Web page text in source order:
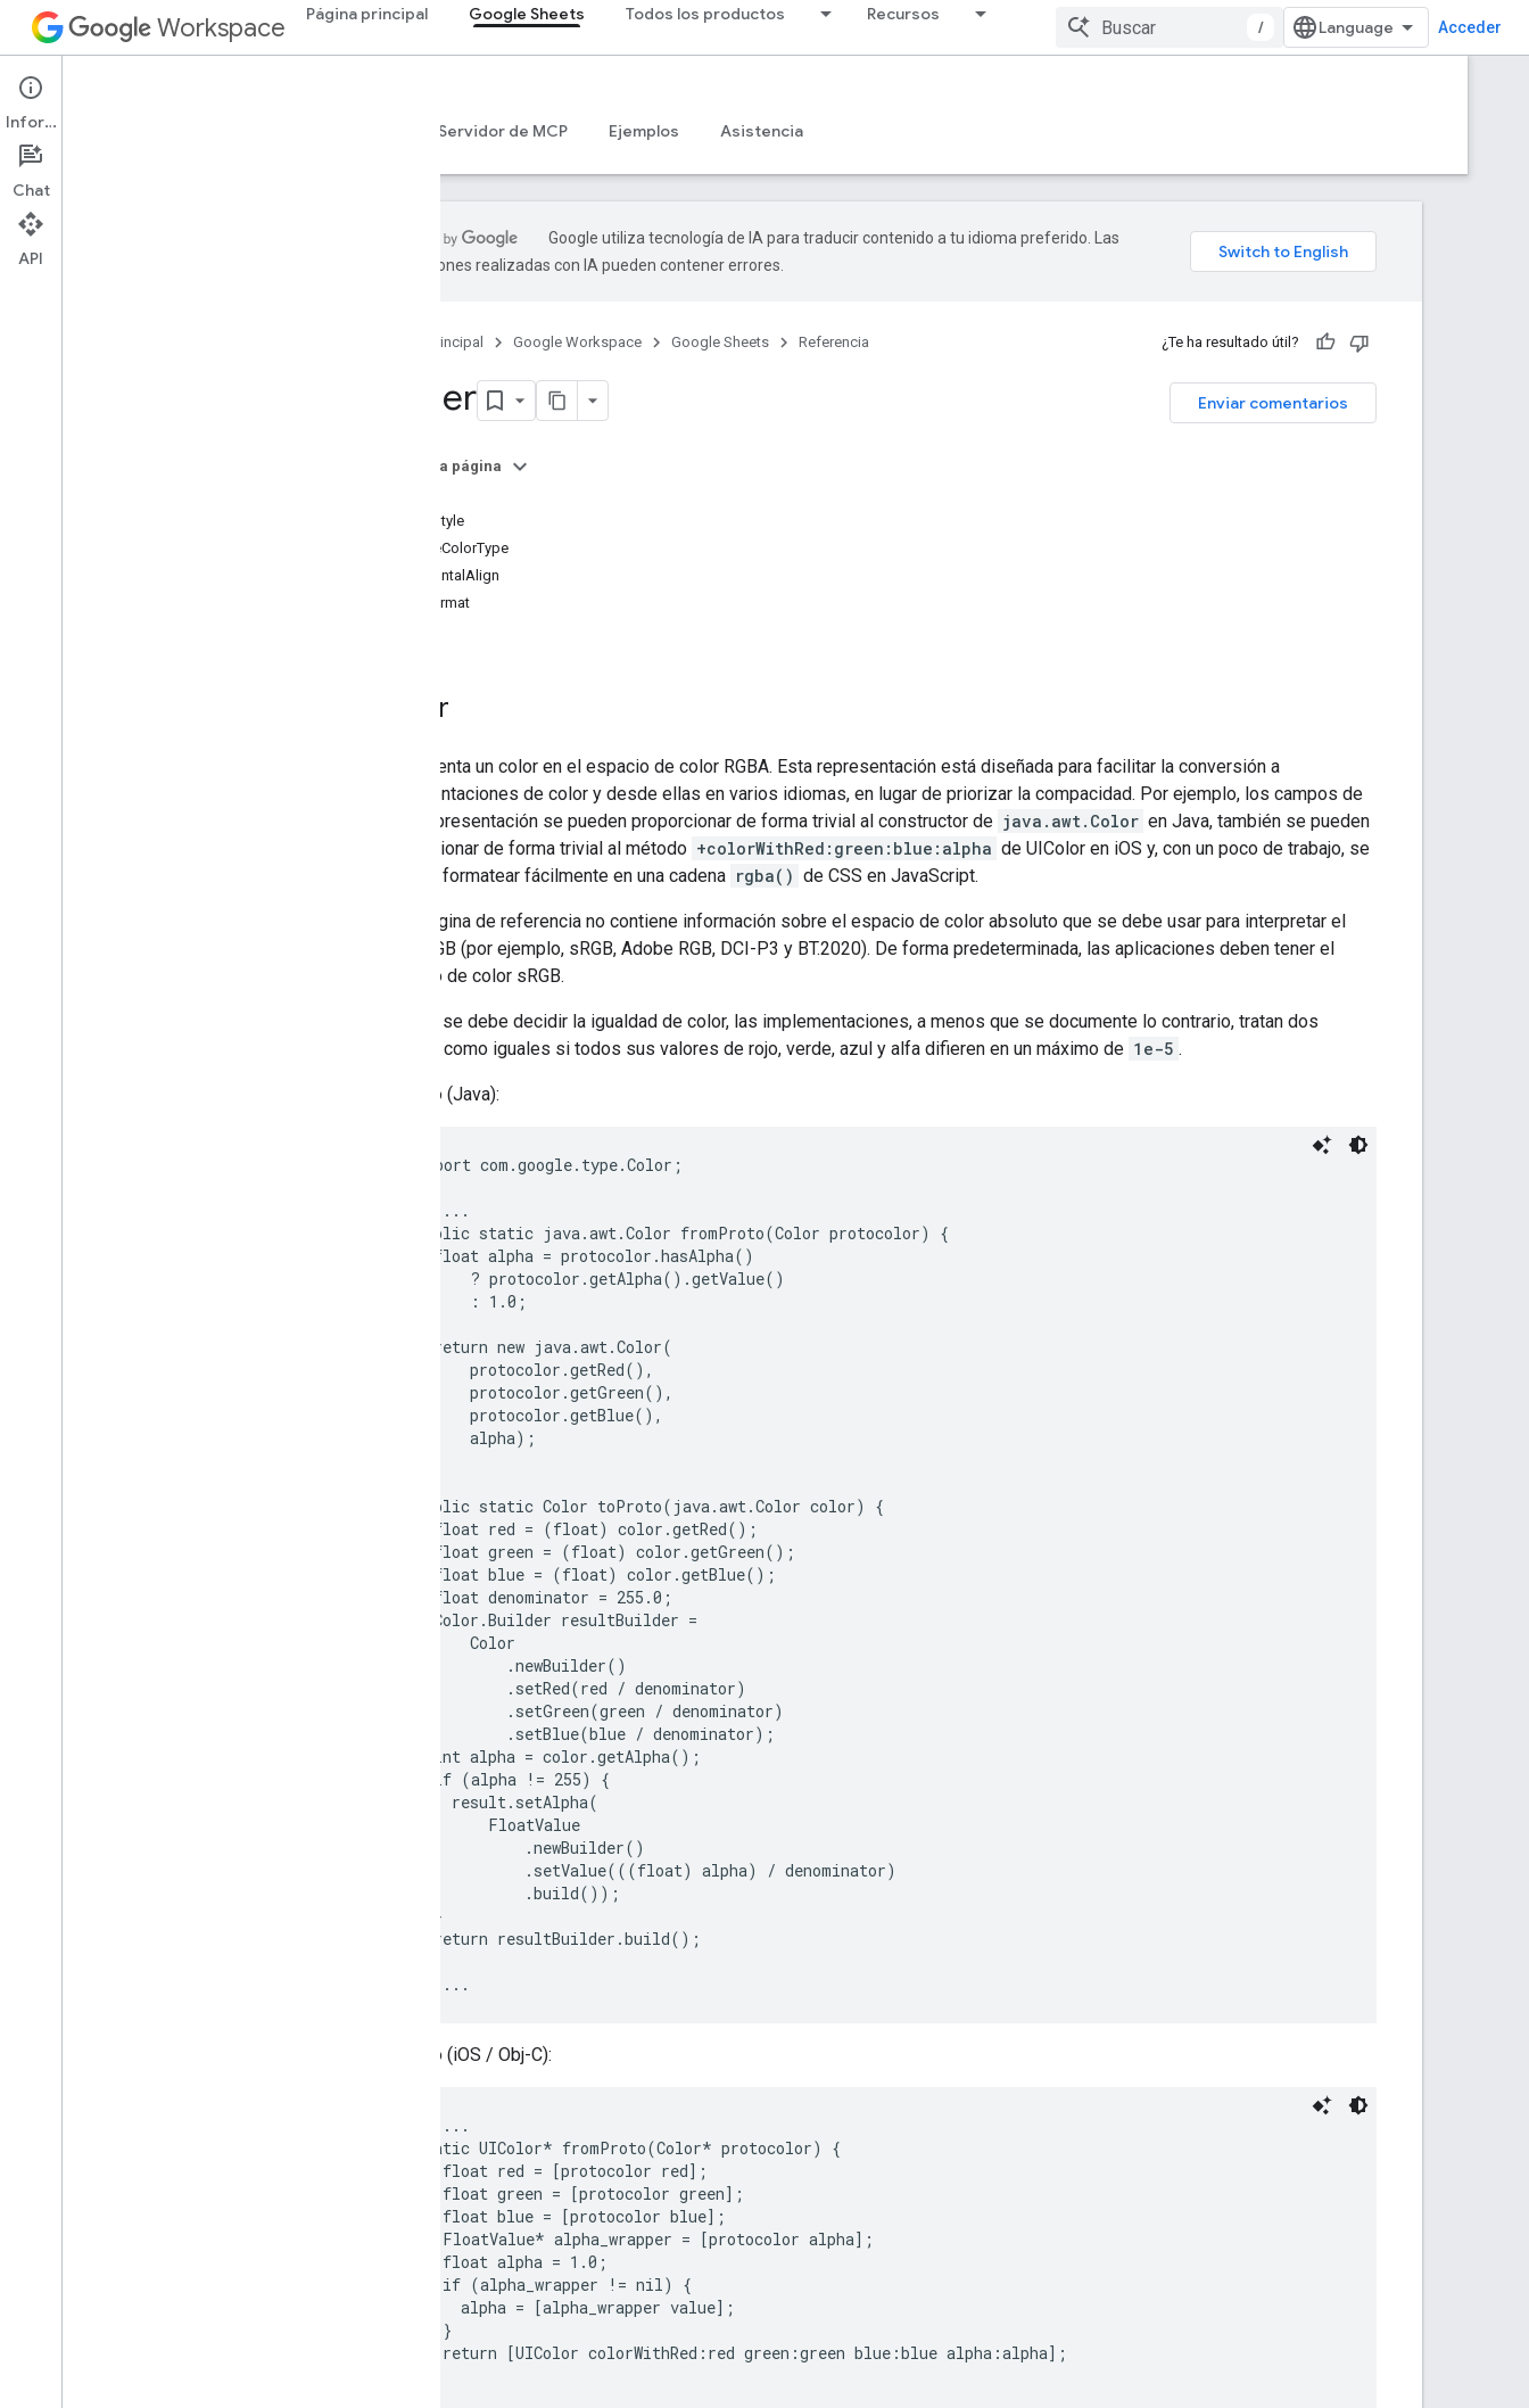
Workspace Página principal Google Sheets Todos los productos Recursos
/ Acceder
Google Sheets
Descripción general Servidor de MCP Ejemplos Asistencia
Google utiliza tecnología de IA para traducir contenido a tu idioma preferido. Las
traducciones realizadas con IA pueden contener errores.
Página principal Google Workspace Google Sheets Referencia ¿Te ha resultado útil?
Enviar comentarios
Other
En esta página
ColorStyle
ThemeColorType
HorizontalAlign
TextFormat
Color
Representa un color en el espacio de color RGBA. Esta representación está diseñada para facilitar la conversión a
representaciones de color y desde ellas en varios idiomas, en lugar de priorizar la compacidad. Por ejemplo, los campos de
esta representación se pueden proporcionar de forma trivial al constructor de java.awt.Color en Java, también se pueden
proporcionar de forma trivial al método +colorWithRed:green:blue:alpha de UIColor en iOS y, con un poco de trabajo, se
pueden formatear fácilmente en una cadena rgba() de CSS en JavaScript.
Esta página de referencia no contiene información sobre el espacio de color absoluto que se debe usar para interpretar el
valor RGB (por ejemplo, sRGB, Adobe RGB, DCI-P3 y BT.2020). De forma predeterminada, las aplicaciones deben tener el
espacio de color sRGB.
Cuando se debe decidir la igualdad de color, las implementaciones, a menos que se documente lo contrario, tratan dos
colores como iguales si todos sus valores de rojo, verde, azul y alfa difieren en un máximo de 1e-5 .
Ejemplo (Java):
import com.google.type.Color;
// ...
public static java.awt.Color fromProto(Color protocolor) {
   float alpha = protocolor.hasAlpha()
       ? protocolor.getAlpha().getValue()
       : 1.0;
   return new java.awt.Color(
       protocolor.getRed(),
       protocolor.getGreen(),
       protocolor.getBlue(),
       alpha);
public static Color toProto(java.awt.Color color) {
   float red = (float) color.getRed();
   float green = (float) color.getGreen();
   float blue = (float) color.getBlue();
   float denominator = 255.0;
   Color.Builder resultBuilder =
       Color
           .newBuilder()
           .setRed(red / denominator)
           .setGreen(green / denominator)
           .setBlue(blue / denominator);
   int alpha = color.getAlpha();
   if (alpha != 255) {
     result.setAlpha(
         FloatValue
             .newBuilder()
             .setValue(((float) alpha) / denominator)
             .build());
   }
   return resultBuilder.build();
Ejemplo (iOS / Obj-C):
// ...
static UIColor* fromProto(Color* protocolor) {
    float red = [protocolor red];
    float green = [protocolor green];
    float blue = [protocolor blue];
    FloatValue* alpha_wrapper = [protocolor alpha];
    float alpha = 1.0;
    if (alpha_wrapper != nil) {
      alpha = [alpha_wrapper value];
    }
    return [UIColor colorWithRed:red green:green blue:blue alpha:alpha];
Información
Chat
API